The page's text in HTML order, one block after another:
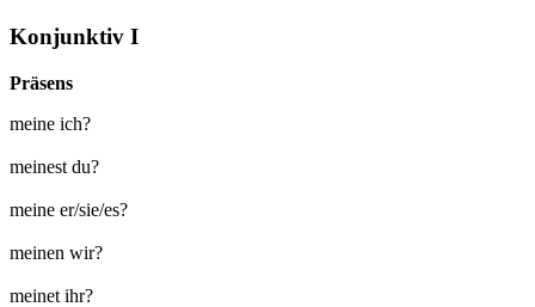
Konjunktiv I
Präsens
meine ich?
meinest du?
meine er/sie/es?
meinen wir?
meinet ihr?